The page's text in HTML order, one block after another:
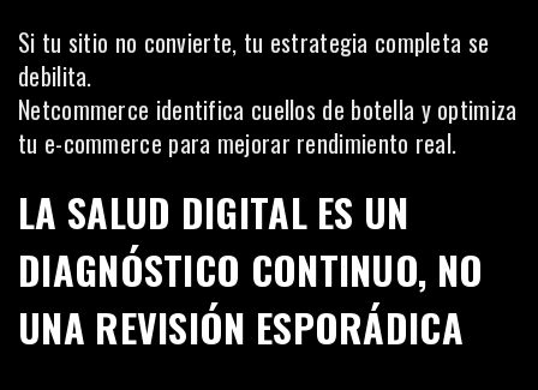
Si tu sitio no convierte, tu estrategia completa se
debilita.
Netcommerce identifica cuellos de botella y optimiza
tu e-commerce para mejorar rendimiento real.
LA SALUD DIGITAL ES UN
DIAGNÓSTICO CONTINUO, NO
UNA REVISIÓN ESPORÁDICA